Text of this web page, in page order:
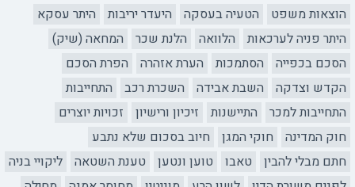
הוצאות משפט
הטעיה בעסקה היעדר יריבות
היתר עסקא
היתר פניה לערכאות
הלוואה הלנת שכר
המחאה (שיק)
הסכם בכפייה
הסתמכות הערת אזהרה
הפרת הסכם
הקדש וצדקה
השבת אבידה השכרת רכב
התחייבות
התחייבות למכר
התיישנות זיכיון ורישיון
זכויות יוצרים
חוק המדינה
חוקי המגן
חיוב בסכום שלא נתבע
חתם מבלי להבין
טאבו טוען ונטען טענת השטאה
ליקויי בניה